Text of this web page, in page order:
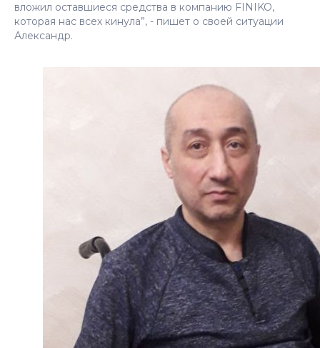
вложил оставшиеся средства в компанию FINIKO,
которая нас всех кинула”, - пишет о своей ситуации
Александр.